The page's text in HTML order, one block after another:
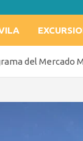
del Mercado